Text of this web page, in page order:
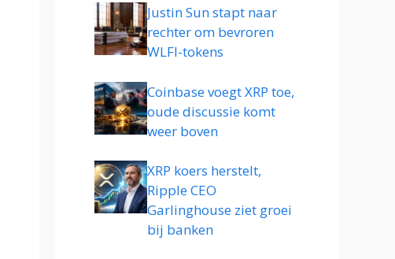
Justin Sun stapt naar
rechter om bevroren
WLFI-tokens
Coinbase voegt XRP toe,
oude discussie komt
weer boven
XRP koers herstelt,
Ripple CEO
Garlinghouse ziet groei
bij banken